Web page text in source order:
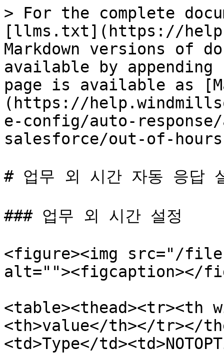
> For the complete
[llms.txt](https://
Markdown versions of
available by
page is available as
(https://
e-config/auto-
salesforce/out-of-
# 업무 외 시간 자동 응답
### 업무 외 시간 설정
<figure><img src="/files/
alt=""><figcaption></
<table><thead><tr><th
<th>value</th></tr></
<td>Type</